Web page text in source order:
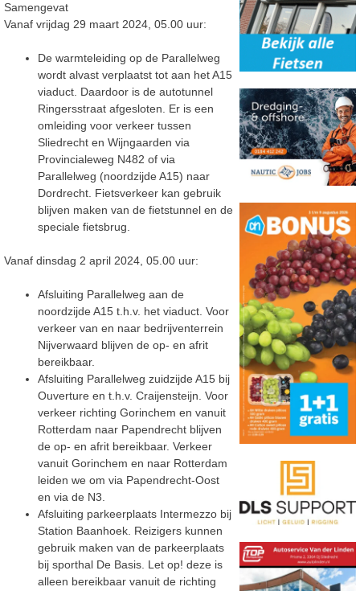
Samengevat
Vanaf vrijdag 29 maart 2024, 05.00 uur:
De warmteleiding op de Parallelweg
wordt alvast verplaatst tot aan het A15
viaduct. Daardoor is de autotunnel
Ringersstraat afgesloten. Er is een
omleiding voor verkeer tussen
Sliedrecht en Wijngaarden via
Provincialeweg N482 of via
Parallelweg (noordzijde A15) naar
Dordrecht. Fietsverkeer kan gebruik
blijven maken van de fietstunnel en de
speciale fietsbrug.
Vanaf dinsdag 2 april 2024, 05.00 uur:
Afsluiting Parallelweg aan de
noordzijde A15 t.h.v. het viaduct. Voor
verkeer van en naar bedrijventerrein
Nijverwaard blijven de op- en afrit
bereikbaar.
Afsluiting Parallelweg zuidzijde A15 bij
Ouverture en t.h.v. Craijensteijn. Voor
verkeer richting Gorinchem en vanuit
Rotterdam naar Papendrecht blijven
de op- en afrit bereikbaar. Verkeer
vanuit Gorinchem en naar Rotterdam
leiden we om via Papendrecht-Oost
en via de N3.
Afsluiting parkeerplaats Intermezzo bij
Station Baanhoek. Reizigers kunnen
gebruik maken van de parkeerplaats
bij sporthal De Basis. Let op! deze is
alleen bereikbaar vanuit de richting